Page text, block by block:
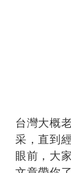
台灣大概
采，直到
眼前，大